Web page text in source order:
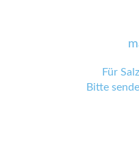
Für
Bitte